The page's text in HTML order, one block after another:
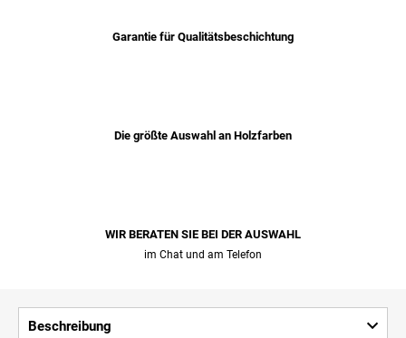
Garantie für Qualitätsbeschichtung
Die größte Auswahl an Holzfarben
WIR BERATEN SIE BEI ​​DER AUSWAHL
im Chat und am Telefon
Beschreibung